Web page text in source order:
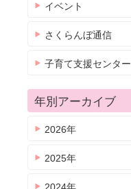
イベント
さくらんぼ通信
子育て支援センター
年別アーカイブ
2026年
2025年